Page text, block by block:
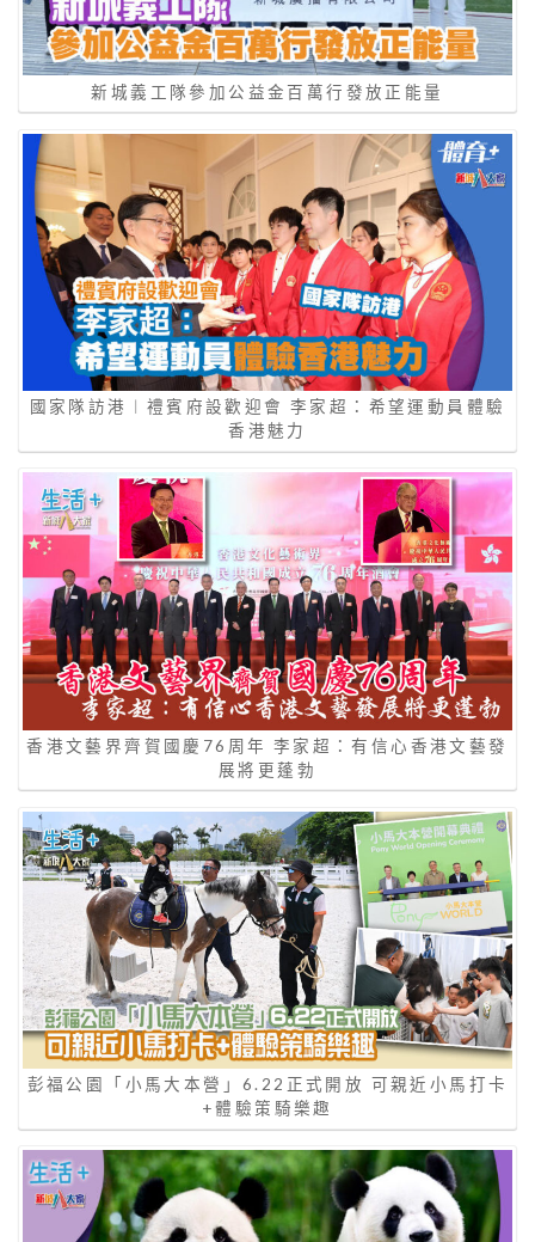
新城義工隊參加公益金百萬行發放正能量
國家隊訪港︱禮賓府設歡迎會 李家超：希望運動員體驗
香港魅力
香港文藝界齊賀國慶76周年 李家超：有信心香港文藝發
展將更蓬勃
彭福公園「小馬大本營」6.22正式開放 可親近小馬打卡
+體驗策騎樂趣